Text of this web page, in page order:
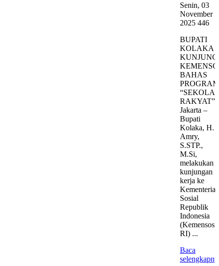
Senin, 03
November
2025 446
BUPATI
KOLAKA
BAHAS
PROGRAM
RAKYAT”.
Jakarta –
Bupati
Kolaka, H.
Amry,
S.STP.,
M.Si,
melakukan
kunjungan
kerja ke
Kementerian
Sosial
Republik
Indonesia
(Kemensos
RI) ...
Baca